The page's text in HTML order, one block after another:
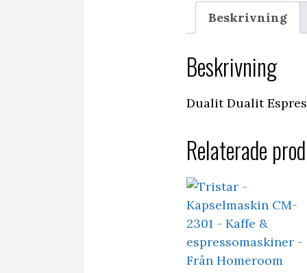
Beskrivning
Beskrivning
Dualit Dualit
Relaterade